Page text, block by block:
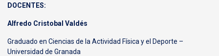
DOCENTES:
Alfredo Cristobal Valdés
Graduado en Ciencias de la Actividad Física y el Deporte –
Universidad de Granada